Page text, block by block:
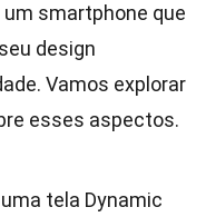
um smartphone que
design
Vamos explorar
esses aspectos.
tela Dynamic